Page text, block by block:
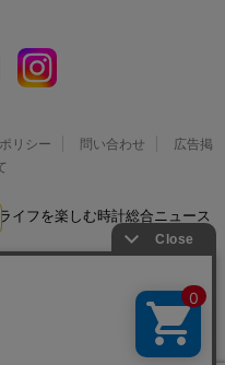
リシー 問い合わせ
広告掲
イフを楽しむ時計総合ニュース